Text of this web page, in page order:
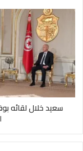
سعيد خلال لقائه